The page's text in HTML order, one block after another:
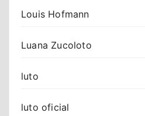
Louis Hofmann
Luana Zucoloto
luto
luto oficial